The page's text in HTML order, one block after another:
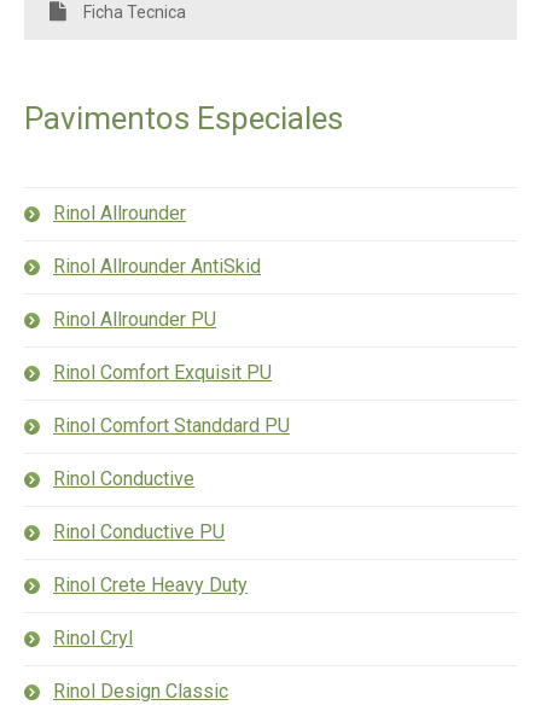
Ficha Tecnica
Pavimentos Especiales
Rinol Allrounder
Rinol Allrounder AntiSkid
Rinol Allrounder PU
Rinol Comfort Exquisit PU
Rinol Comfort Standdard PU
Rinol Conductive
Rinol Conductive PU
Rinol Crete Heavy Duty
Rinol Cryl
Rinol Design Classic